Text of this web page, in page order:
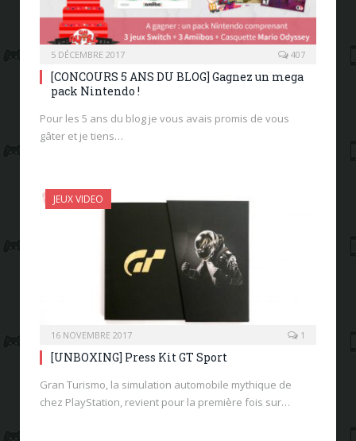
5 DÉCEMBRE 2017 407
[CONCOURS 5 ANS DU BLOG] Gagnez un mega
pack Nintendo !
Pour les 5 ans du blog je vous avais promis de vous
gâter et je tiens…
JEUX VIDEO
16 NOVEMBRE 2017 1
[UNBOXING] Press Kit GT Sport
Gran Turismo, la simulation automobile mythique de
chez PlayStation, revient pour la première fois sur…